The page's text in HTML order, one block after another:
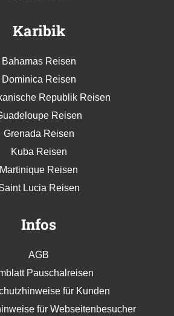
Karibik
Bahamas Reisen
Dominica Reisen
Republik Reisen
Reisen
Grenada Reisen
Kuba Reisen
Martinique Reisen
Lucia Reisen
Infos
AGB
Pauschalreisen
für Kunden
für Webseitenbesucher